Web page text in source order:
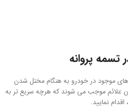
تسمه پروانه
موجود در خودرو به هنگام مختل شدن
علائم موجب می شوند که هرچه سریع تر به
نمایید.